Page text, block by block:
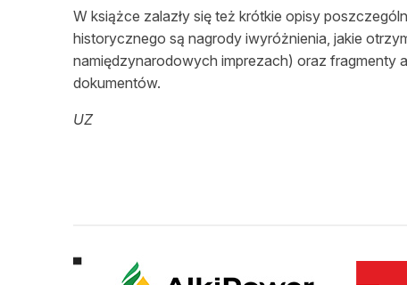
W książce zalazły się też krótkie opisy
historycznego są nagrody iwyróżnienia, jakie
namiędzynarodowych imprezach) oraz fragmenty
dokumentów.
UZ